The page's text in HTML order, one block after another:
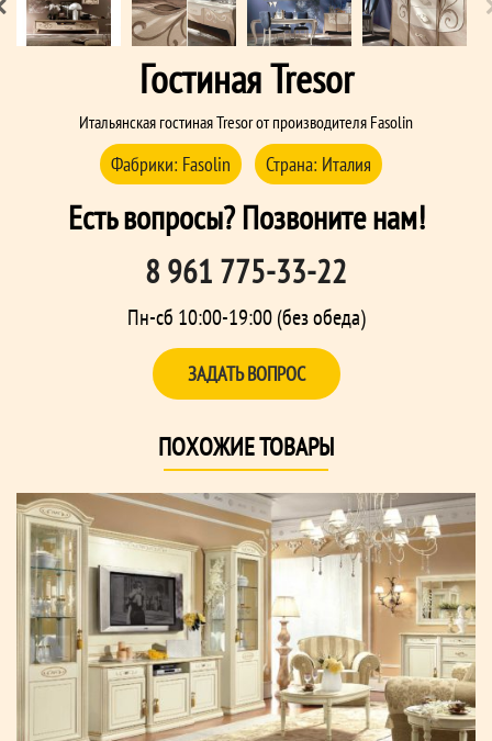
Гостиная Tresor
Итальянская гостиная Tresor от производителя Fasolin
Фабрики: Fasolin Страна: Италия
Есть вопросы? Позвоните нам!
8 961 775-33-22
Пн-сб 10:00-19:00 (без обеда)
ЗАДАТЬ ВОПРОС
ПОХОЖИЕ ТОВАРЫ